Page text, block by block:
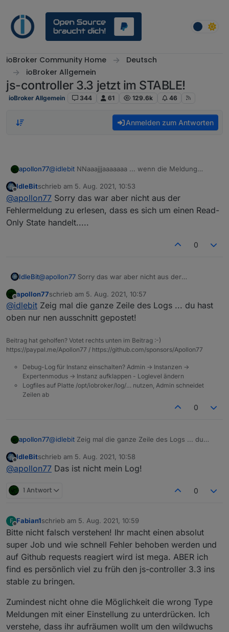
ioBroker Community Home
Deutsch
ioBroker Allgemein
js-controller 3.3 jetzt im STABLE!
ioBroker Allgemein 344 61 129.6k 46
Anmelden zum Antworten
apollon77@idlebit NNaaajjjaaaaaaa ... wenn die Meldung
... die Hauptfrage für mich ist : Warum denn
überhaupt? Aber ja eine Lösung (die pragmatischste
aber nicht die beste) ist das von Dir vorgeschlagene.
Die richtige Lösung ist zu schauen warum man
überhaupt auf ein Read-Only-State schreibt und
Offline
IdleBitschrieb am 5. Aug. 2021, 10:53
zuletzt editiert von
@apollon77 Sorry das war aber nicht aus der
Fehlermeldung zu erlesen, dass es sich um einen Read-
Only State handelt.....
0
IdleBit@apollon77 Sorry das war aber nicht aus der
Only State handelt.....
Offline
apollon77schrieb am 5. Aug. 2021, 10:57
zuletzt editiert von
@idlebit Zeig mal die ganze Zeile des Logs ... du hast
oben nur nen ausschnitt gepostet!
Beitrag hat geholfen? Votet rechts unten im Beitrag :-)
https://paypal.me/Apollon77 / https://github.com/sponsors/Apollon77
Debug-Log für Instanz einschalten? Admin -> Instanzen ->
Expertenmodus -> Instanz aufklappen - Loglevel ändern
Logfiles auf Platte /opt/iobroker/log/… nutzen, Admin schneidet
Zeilen ab
0
apollon77@idlebit Zeig mal die ganze Zeile des Logs ... du
Offline
IdleBitschrieb am 5. Aug. 2021, 10:58
zuletzt editiert von
@apollon77 Das ist nicht mein Log!
1 Antwort 0
F
Offline
Fabian1schrieb am 5. Aug. 2021, 10:59
zuletzt editiert von
Bitte nicht falsch verstehen! Ihr macht einen absolut
super Job und wie schnell Fehler behoben werden und
auf Github requests reagiert wird ist mega. ABER ich
find es persönlich viel zu früh den js-controller 3.3 ins
stable zu bringen.
Zumindest nicht ohne die Möglichkeit die wrong Type
Meldungen mit einer Einstellung zu unterdrücken. Ich
verstehe, dass ihr aufräumen wollt um den wildwuchs